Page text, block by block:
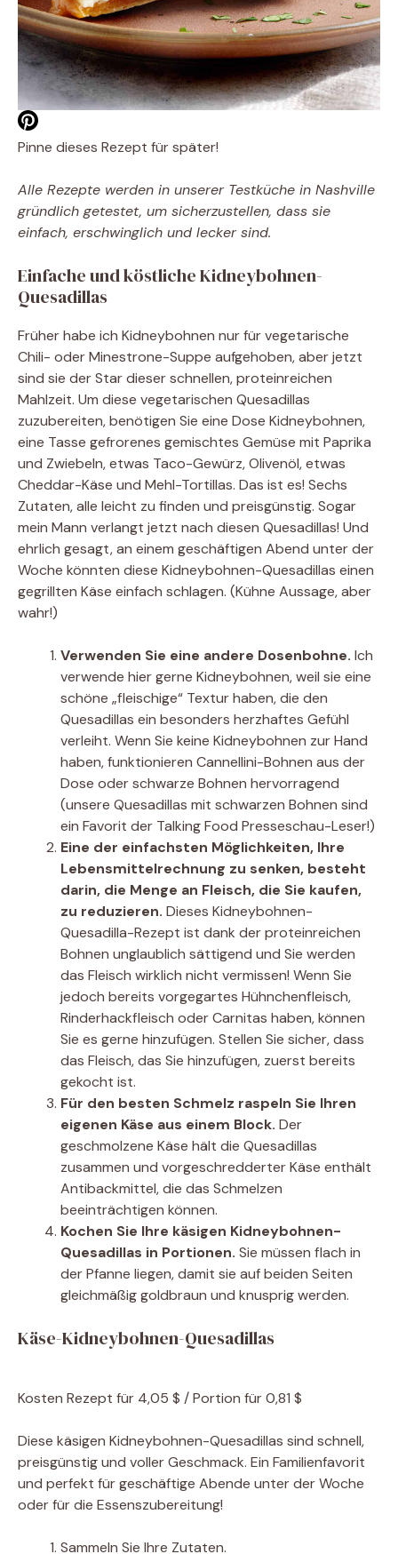
Pinne dieses Rezept für später!
Alle Rezepte werden in unserer Testküche in Nashville
gründlich getestet, um sicherzustellen, dass sie
einfach, erschwinglich und lecker sind.
Einfache und köstliche Kidneybohnen-
Quesadillas
Früher habe ich Kidneybohnen nur für vegetarische
Chili- oder Minestrone-Suppe aufgehoben, aber jetzt
sind sie der Star dieser schnellen, proteinreichen
Mahlzeit. Um diese vegetarischen Quesadillas
zuzubereiten, benötigen Sie eine Dose Kidneybohnen,
eine Tasse gefrorenes gemischtes Gemüse mit Paprika
und Zwiebeln, etwas Taco-Gewürz, Olivenöl, etwas
Cheddar-Käse und Mehl-Tortillas. Das ist es! Sechs
Zutaten, alle leicht zu finden und preisgünstig. Sogar
mein Mann verlangt jetzt nach diesen Quesadillas! Und
ehrlich gesagt, an einem geschäftigen Abend unter der
Woche könnten diese Kidneybohnen-Quesadillas einen
gegrillten Käse einfach schlagen. (Kühne Aussage, aber
wahr!)
Verwenden Sie eine andere Dosenbohne. Ich
verwende hier gerne Kidneybohnen, weil sie eine
schöne „fleischige“ Textur haben, die den
Quesadillas ein besonders herzhaftes Gefühl
verleiht. Wenn Sie keine Kidneybohnen zur Hand
haben, funktionieren Cannellini-Bohnen aus der
Dose oder schwarze Bohnen hervorragend
(unsere Quesadillas mit schwarzen Bohnen sind
ein Favorit der Talking Food Presseschau-Leser!)
Eine der einfachsten Möglichkeiten, Ihre
Lebensmittelrechnung zu senken, besteht
darin, die Menge an Fleisch, die Sie kaufen,
zu reduzieren. Dieses Kidneybohnen-
Quesadilla-Rezept ist dank der proteinreichen
Bohnen unglaublich sättigend und Sie werden
das Fleisch wirklich nicht vermissen! Wenn Sie
jedoch bereits vorgegartes Hühnchenfleisch,
Rinderhackfleisch oder Carnitas haben, können
Sie es gerne hinzufügen. Stellen Sie sicher, dass
das Fleisch, das Sie hinzufügen, zuerst bereits
gekocht ist.
Für den besten Schmelz raspeln Sie Ihren
eigenen Käse aus einem Block. Der
geschmolzene Käse hält die Quesadillas
zusammen und vorgeschredderter Käse enthält
Antibackmittel, die das Schmelzen
beeinträchtigen können.
Kochen Sie Ihre käsigen Kidneybohnen-
Quesadillas in Portionen. Sie müssen flach in
der Pfanne liegen, damit sie auf beiden Seiten
gleichmäßig goldbraun und knusprig werden.
Käse-Kidneybohnen-Quesadillas
Kosten Rezept für 4,05 $ / Portion für 0,81 $
Diese käsigen Kidneybohnen-Quesadillas sind schnell,
preisgünstig und voller Geschmack. Ein Familienfavorit
und perfekt für geschäftige Abende unter der Woche
oder für die Essenszubereitung!
Sammeln Sie Ihre Zutaten.